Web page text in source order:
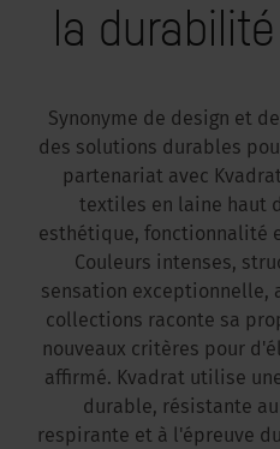
la
Synonyme de design et
des solutions durables
partenariat avec
textiles en laine haut
esthétique, fonctionnalité
Couleurs intenses,
sensation exceptionnelle,
collections raconte sa
nouveaux critères pour
affirmé. Kvadrat utilise
durable, résistante
respirante et à l'épreuve